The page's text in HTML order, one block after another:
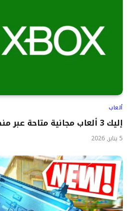
ألعاب
إليك 3 ألعاب مجانية متاحة عبر منصات إكس بوكس.
5 يناير, 2026